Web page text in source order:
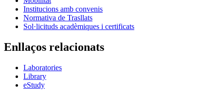
Institucions amb convenis
Normativa de Trasllats
Sol·licituds acadèmiques i certificats
Enllaços relacionats
Laboratories
Library
eStudy